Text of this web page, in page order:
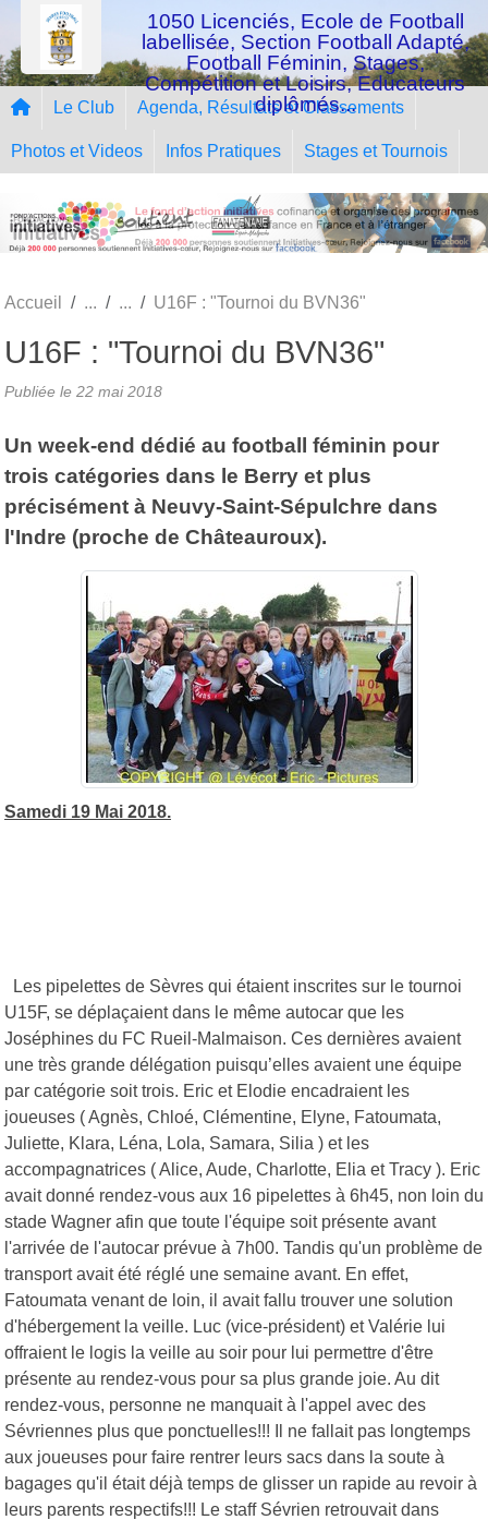
1050 Licenciés, Ecole de Football
labellisée, Section Football Adapté,
Football Féminin, Stages,
Compétition et Loisirs, Educateurs
diplômés...
Le Club Agenda, Résultats et Classements
Photos et Videos Infos Pratiques Stages et Tournois
Accueil U16F : "Tournoi du BVN36"
U16F : "Tournoi du BVN36"
Publiée le 22 mai 2018
Un week-end dédié au football féminin pour
trois catégories dans le Berry et plus
précisément à Neuvy-Saint-Sépulchre dans
l'Indre (proche de Châteauroux).
Samedi 19 Mai 2018.
Les pipelettes de Sèvres qui étaient inscrites sur le tournoi
U15F, se déplaçaient dans le même autocar que les
Joséphines du FC Rueil-Malmaison. Ces dernières avaient
une très grande délégation puisqu’elles avaient une équipe
par catégorie soit trois. Eric et Elodie encadraient les
joueuses ( Agnès, Chloé, Clémentine, Elyne, Fatoumata,
Juliette, Klara, Léna, Lola, Samara, Silia ) et les
accompagnatrices ( Alice, Aude, Charlotte, Elia et Tracy ). Eric
avait donné rendez-vous aux 16 pipelettes à 6h45, non loin du
stade Wagner afin que toute l'équipe soit présente avant
l'arrivée de l'autocar prévue à 7h00. Tandis qu'un problème de
transport avait été réglé une semaine avant. En effet,
Fatoumata venant de loin, il avait fallu trouver une solution
d'hébergement la veille. Luc (vice-président) et Valérie lui
offraient le logis la veille au soir pour lui permettre d'être
présente au rendez-vous pour sa plus grande joie. Au dit
rendez-vous, personne ne manquait à l'appel avec des
Sévriennes plus que ponctuelles!!! Il ne fallait pas longtemps
aux joueuses pour faire rentrer leurs sacs dans la soute à
bagages qu'il était déjà temps de glisser un rapide au revoir à
leurs parents respectifs!!! Le staff Sévrien retrouvait dans
Panneau de gestion des cookies